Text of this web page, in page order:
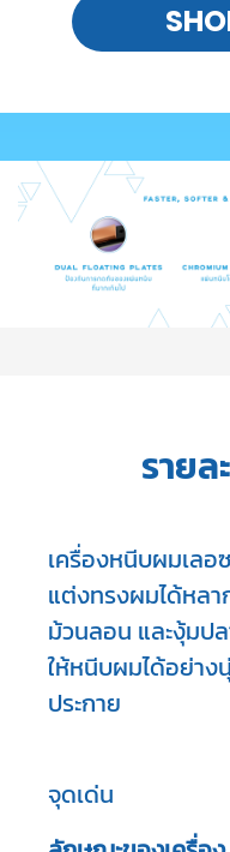
ราย
เครื่องหนีบผมเล
แต่งทรงผมได้หล
ม้วนลอน และงุ้มป
ให้หนีบผมได้อย่าง
ประกาย
จุดเด่น